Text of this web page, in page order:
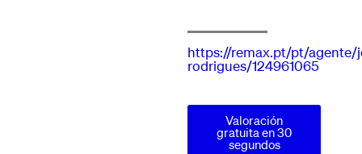
https://remax.pt/pt/agente/
rodrigues/124961065
Valoración
gratuita en 30
segundos